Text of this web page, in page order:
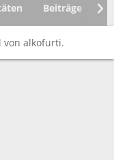
Beiträge
von alkofurti.